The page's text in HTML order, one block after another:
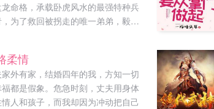
命格，承载卧虎风水的最强特种兵
为了救回被拐走的唯一弟弟，毅然
女情长，终究敌不过那残酷的生存
。而他，誓要成为那生存法则的制定
柔情
家外有家，结婚四年的我，方知一切
福都是假象。危急时刻，丈夫用身体
人和孩子，而我却因为冲动把自己